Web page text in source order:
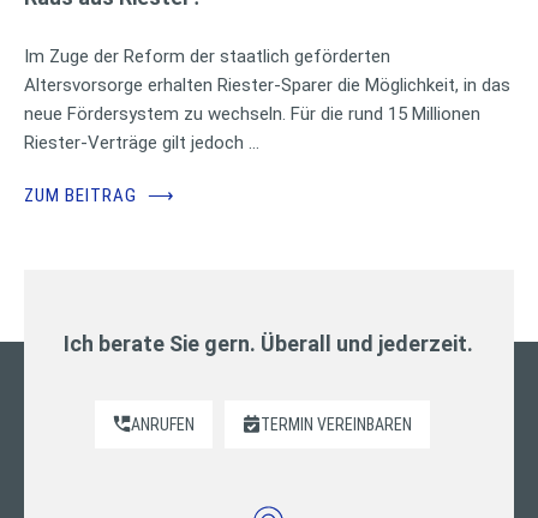
Im Zuge der Reform der staatlich geförderten
Altersvorsorge erhalten Riester-Sparer die Möglichkeit, in das
neue Fördersystem zu wechseln. Für die rund 15 Millionen
Riester-Verträge gilt jedoch …
ZUM BEITRAG ⟶
Ich berate Sie gern. Überall und jederzeit.
ANRUFEN TERMIN VEREINBAREN